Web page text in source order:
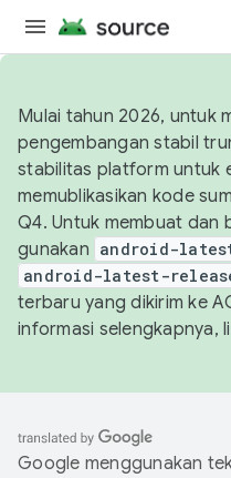
Mulai tahun 2026, untuk
pengembangan stabil
stabilitas platform untuk
memublikasikan kode
Q4. Untuk membuat dan
gunakan android-
android-latest-
terbaru yang dikirim ke
informasi selengkapnya,
Google menggunakan